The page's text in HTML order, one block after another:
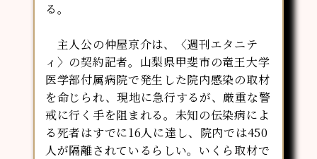
る。
主人公の仲屋京介は、〈週刊エタニテ
ィ〉の契約記者。山梨県甲斐市の竜王大学
医学部付属病院で発生した院内感染の取材
を命じられ、現地に急行するが、厳重な警
戒に行く手を阻まれる。未知の伝染病によ
る死者はすでに16人に達し、院内では450
人が隔離されているらしい。いくら取材で